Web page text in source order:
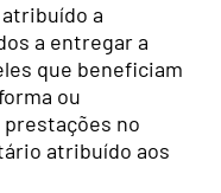
a
a entregar a
que beneficiam
ou
no
atribuído aos